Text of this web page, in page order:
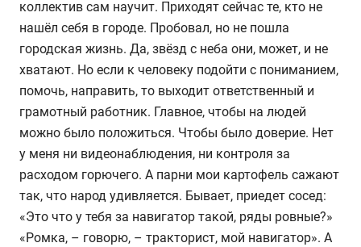
коллектив сам научит. Приходят сейчас те, кто не
нашёл себя в городе. Пробовал, но не пошла
городская жизнь. Да, звёзд с неба они, может, и не
хватают. Но если к человеку подойти с пониманием,
помочь, направить, то выходит ответственный и
грамотный работник. Главное, чтобы на людей
можно было положиться. Чтобы было доверие. Нет
у меня ни видеонаблюдения, ни контроля за
расходом горючего. А парни мои картофель сажают
так, что народ удивляется. Бывает, приедет сосед:
«Это что у тебя за навигатор такой, ряды ровные?»
«Ромка, – говорю, – тракторист, мой навигатор». А